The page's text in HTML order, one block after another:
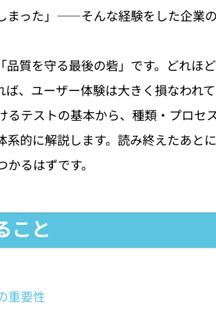
まった」——そんな経験をした企業
品質を守る最後の砦」です。どれほ
、ユーザー体験は大きく損なわれて
るテストの基本から、種類・プロセ
系的に解説します。読み終えたあと
るはずです。
こと
重要性